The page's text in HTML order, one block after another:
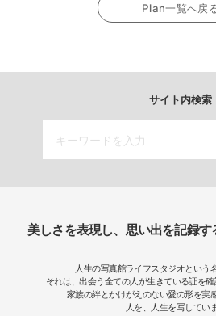
Plan一覧へ戻
サイト内検索
美しさを表現し、思い出を記録
人生の写真館ライフスタジオという
それは、出会う全ての人が生きている証を確
家族の絆とかけがえのない愛の形を実
人を、人生を写してい